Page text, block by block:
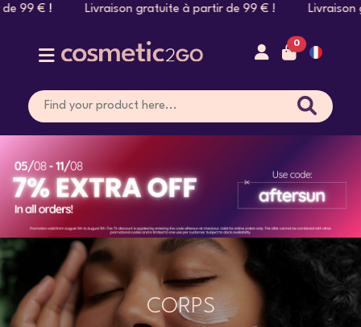
€ ! Livraison gratuite à partir de 99 € ! Livraison
0
CORPS